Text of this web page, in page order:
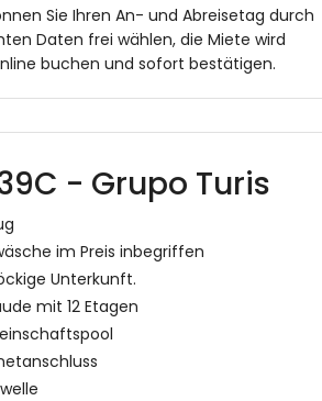
Sie Ihren An- und Abreisetag durch
Daten frei wählen, die Miete wird
buchen und sofort bestätigen.
- Grupo Turis
im Preis inbegriffen
Unterkunft.
mit 12 Etagen